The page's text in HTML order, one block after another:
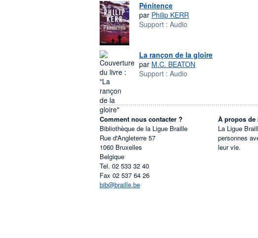
Pénitence
par Philip KERR
Support : Audio
La rançon de la gloire
par M.C. BEATON
Support : Audio
Comment nous contacter ?
Bibliothèque de la Ligue Braille
Rue d'Angleterre 57
1060 Bruxelles
Belgique
Tel. 02 533 32 40
Fax 02 537 64 26
bib@braille.be
À propos de
La Ligue
personnes
leur vie.